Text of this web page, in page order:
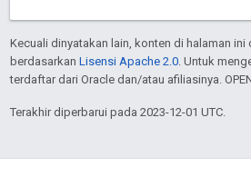
Kecuali dinyatakan lain, konten di halaman
berdasarkan Lisensi Apache 2.0. Untuk
terdaftar dari Oracle dan/atau afiliasinya.
Terakhir diperbarui pada 2023-12-01 UTC.